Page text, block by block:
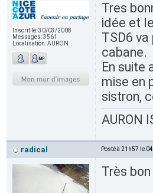
Inscrit le:30/03/2008
Messages:3561
Localisation:AURON
Tres
idée et
TSD6
cabane.
En suite
mise en
sistron,
AURON
radical Posté à 21h57 le
Très